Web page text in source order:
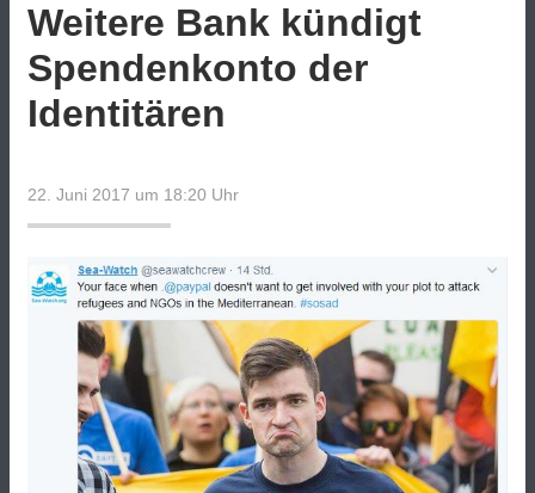
Weitere Bank kündigt
Spendenkonto der
Identitären
22. Juni 2017 um 18:20 Uhr